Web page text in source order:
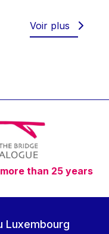
Voir plus
than 25 years
Luxembourg